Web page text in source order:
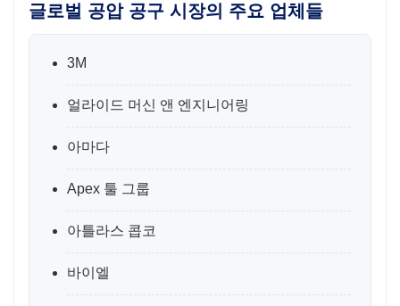
글로벌 공압 공구 시장의 주요 업체들
3M
얼라이드 머신 앤 엔지니어링
아마다
Apex 툴 그룹
아틀라스 콥코
바이엘